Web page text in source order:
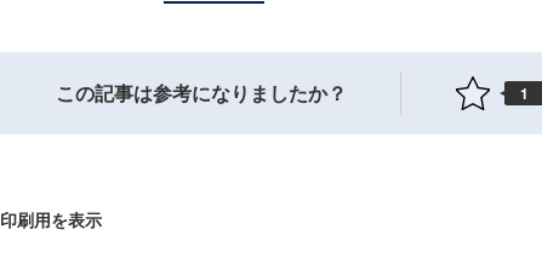
この記事は参考になりましたか？ 1
印刷用を表示